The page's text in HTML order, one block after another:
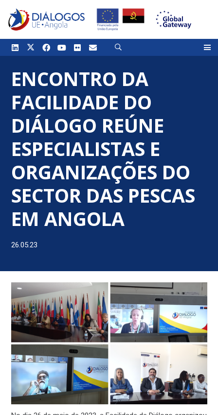
ENCONTRO DA
FACILIDADE DO
DIÁLOGO REÚNE
ESPECIALISTAS E
ORGANIZAÇÕES DO
SECTOR DAS PESCAS
EM ANGOLA
26.05.23